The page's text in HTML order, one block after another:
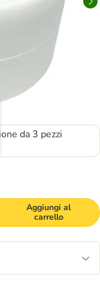
da 3 pezzi
Aggiungi al
carrello